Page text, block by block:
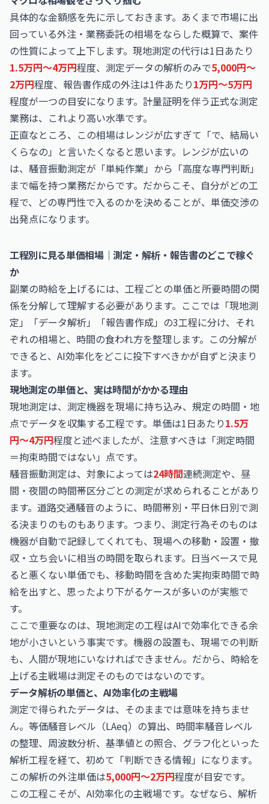
具体的な金額感を先に示しておきます。あくまで市場に出
回っている外注・業務委託の相場をならした概算で、案件
の性質によって上下します。現地測定の代行は1日あたり
1.5万円〜4万円程度、測定データの解析のみで5,000円〜
2万円程度、報告書作成の外注は1件あたり1万円〜5万円
程度が一つの目安になります。計量証明を伴う正式な測定
業務は、これより高い水準です。
正直なところ、この相場はレンジが広すぎて「で、結局い
くらなの」と言いたくなると思います。レンジが広いの
は、騒音振動測定が「単純作業」から「高度な専門判断」
まで幅を持つ業務だからです。だからこそ、自分がどの工
程で、どの専門性で入るのかを決めることが、単価交渉の
出発点になります。
工程別に見る単価相場｜測定・解析・報告書のどこで稼ぐ
か
副業の時給を上げるには、工程ごとの単価と所要時間の関
係を分解して理解する必要があります。ここでは「現地測
定」「データ解析」「報告書作成」の3工程に分け、それ
ぞれの相場と、時間の食われ方を整理します。この分解が
できると、AI効率化をどこに投下すべきかが自ずと決まり
ます。
現地測定の単価と、実は時間がかかる理由
現地測定は、測定機器を現場に持ち込み、規定の時間・地
点でデータを収集する工程です。単価は1日あたり1.5万
円〜4万円程度と述べましたが、注意すべきは「測定時間
＝拘束時間ではない」点です。
騒音振動測定は、対象によっては24時間連続測定や、昼
間・夜間の時間帯区分ごとの測定が求められることがあり
ます。道路交通騒音のように、時間帯別・平日休日別で測
る決まりのものもあります。つまり、測定行為そのものは
機器が自動で記録してくれても、現場への移動・設置・撤
収・立ち会いに相当の時間を取られます。日当ベースで見
ると悪くない単価でも、移動時間を含めた実拘束時間で時
給を出すと、思ったより下がるケースが多いのが実態で
す。
ここで重要なのは、現地測定の工程はAIで効率化できる余
地が小さいという事実です。機器の設置も、現場での判断
も、人間が現地にいなければできません。だから、時給を
上げる主戦場は測定そのものではないのです。
データ解析の単価と、AI効率化の主戦場
測定で得られたデータは、そのままでは意味を持ちませ
ん。等価騒音レベル（LAeq）の算出、時間率騒音レベル
の整理、周波数分析、基準値との照合、グラフ化といった
解析工程を経て、初めて「判断できる情報」になります。
この解析の外注単価は5,000円〜2万円程度が目安です。
この工程こそが、AI効率化の主戦場です。なぜなら、解析